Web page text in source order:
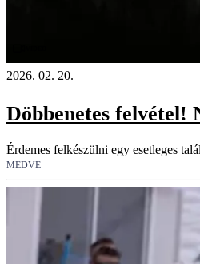
2026. 02. 20.
Döbbenetes felvétel!
Érdemes felkészülni egy esetleges
MEDVE